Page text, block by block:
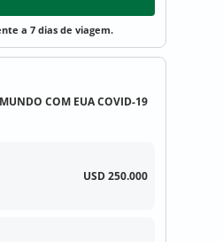
a 7 dias de viagem.
COM EUA COVID-19
USD 250.000